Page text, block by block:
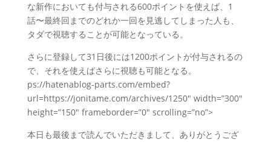
な新作においても付与される600ポイントを使えば、1
話〜最終回までのどれか一回を見逃してしまった人も、
タダで視聴することが可能となっている。
さらに登録して31日後には1200ポイントが付与されるの
で、それを使えばさらに視聴も可能となる。
ps://hatenablog-parts.com/embed?
url=https://jonitame.com/archives/1250″ width=”300″
height=”150″ frameborder=”0″ scrolling=”no”>
本日も最後まで読んでいただきまして、ありがとうござ